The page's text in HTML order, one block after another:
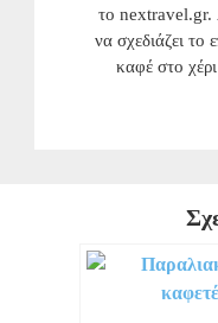
το nextravel.gr.
να σχεδιάζει
καφέ στο